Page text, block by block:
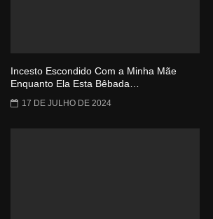
Incesto Escondido Com a Minha Mãe
Enquanto Ela Esta Bêbada…
17 DE JULHO DE 2024